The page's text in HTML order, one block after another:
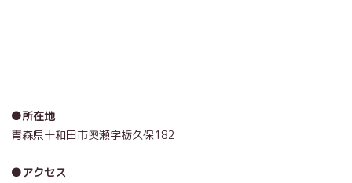
●所在地
青森県十和田市奥瀬字栃久保182
●アクセス